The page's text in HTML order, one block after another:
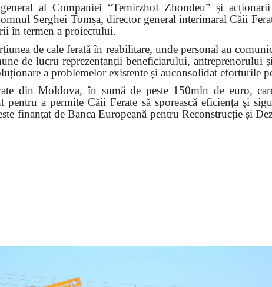
al Companiei “Temirzhol Zhondeu” și
Serghei Tomșa, director general interimaralCăii
în termen a proiectului.
de cale ferată în reabilitare, unde personal au
de lucru reprezentanții beneficiarului, antreprenorului
a problemelor existente și auconsolidat eforturile
din Moldova, în sumă de peste 150mln de euro,
a permite Căii Ferate să sporească eficiența și
finanțat de Banca Europeană pentru Reconstrucție și